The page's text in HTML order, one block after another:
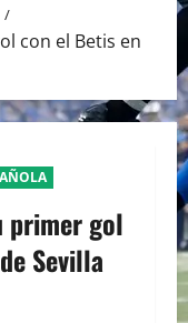
con el Betis en
primer gol
Sevilla